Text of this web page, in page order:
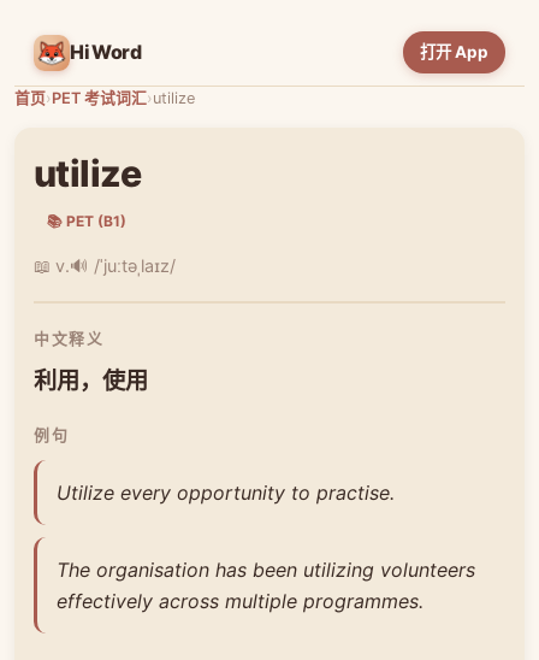
HiWord 打开 App
首页›PET 考试词汇›utilize
utilize
📚 PET (B1)
📖 v.🔊 /ˈjuːtəˌlaɪz/
中文释义
利用，使用
例句
Utilize every opportunity to practise.
The organisation has been utilizing volunteers
effectively across multiple programmes.